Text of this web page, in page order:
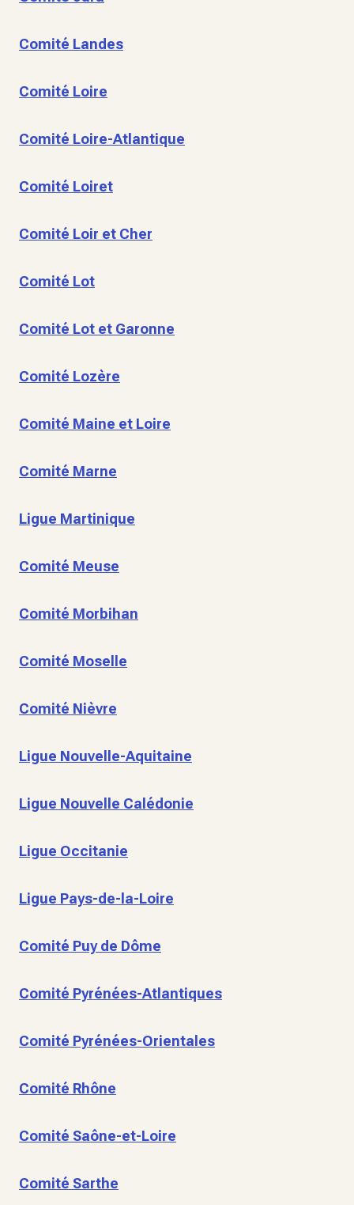
Comité Landes
Comité Loire
Comité Loire-Atlantique
Comité Loiret
Comité Loir et Cher
Comité Lot
Comité Lot et Garonne
Comité Lozère
Comité Maine et Loire
Comité Marne
Ligue Martinique
Comité Meuse
Comité Morbihan
Comité Moselle
Comité Nièvre
Ligue Nouvelle-Aquitaine
Ligue Nouvelle Calédonie
Ligue Occitanie
Ligue Pays-de-la-Loire
Comité Puy de Dôme
Comité Pyrénées-Atlantiques
Comité Pyrénées-Orientales
Comité Rhône
Comité Saône-et-Loire
Comité Sarthe